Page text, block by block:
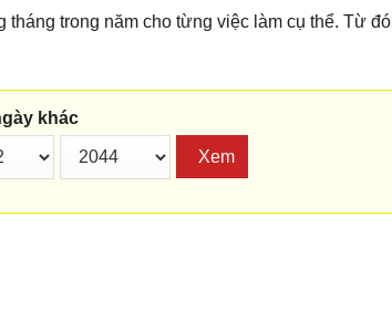
tháng trong năm cho từng việc làm cụ thể. Từ
khác
Xem